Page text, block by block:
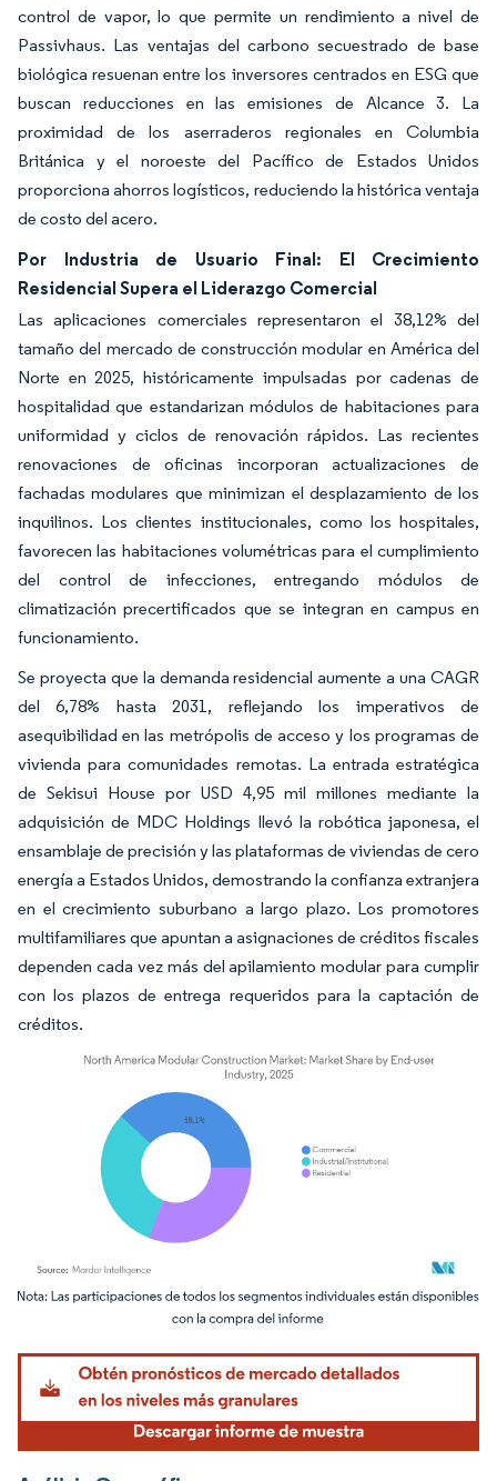
control de vapor, lo que permite un rendimiento a nivel de
Passivhaus. Las ventajas del carbono secuestrado de base
biológica resuenan entre los inversores centrados en ESG que
buscan reducciones en las emisiones de Alcance 3. La
proximidad de los aserraderos regionales en Columbia
Británica y el noroeste del Pacífico de Estados Unidos
proporciona ahorros logísticos, reduciendo la histórica ventaja
de costo del acero.
Por Industria de Usuario Final: El Crecimiento
Residencial Supera el Liderazgo Comercial
Las aplicaciones comerciales representaron el 38,12% del
tamaño del mercado de construcción modular en América del
Norte en 2025, históricamente impulsadas por cadenas de
hospitalidad que estandarizan módulos de habitaciones para
uniformidad y ciclos de renovación rápidos. Las recientes
renovaciones de oficinas incorporan actualizaciones de
fachadas modulares que minimizan el desplazamiento de los
inquilinos. Los clientes institucionales, como los hospitales,
favorecen las habitaciones volumétricas para el cumplimiento
del control de infecciones, entregando módulos de
climatización precertificados que se integran en campus en
funcionamiento.
Se proyecta que la demanda residencial aumente a una CAGR
del 6,78% hasta 2031, reflejando los imperativos de
asequibilidad en las metrópolis de acceso y los programas de
vivienda para comunidades remotas. La entrada estratégica
de Sekisui House por USD 4,95 mil millones mediante la
adquisición de MDC Holdings llevó la robótica japonesa, el
ensamblaje de precisión y las plataformas de viviendas de cero
energía a Estados Unidos, demostrando la confianza extranjera
en el crecimiento suburbano a largo plazo. Los promotores
multifamiliares que apuntan a asignaciones de créditos fiscales
dependen cada vez más del apilamiento modular para cumplir
con los plazos de entrega requeridos para la captación de
créditos.
Imagen © Mordor Intelligence. El uso requiere atribución según CC BY 4.0.